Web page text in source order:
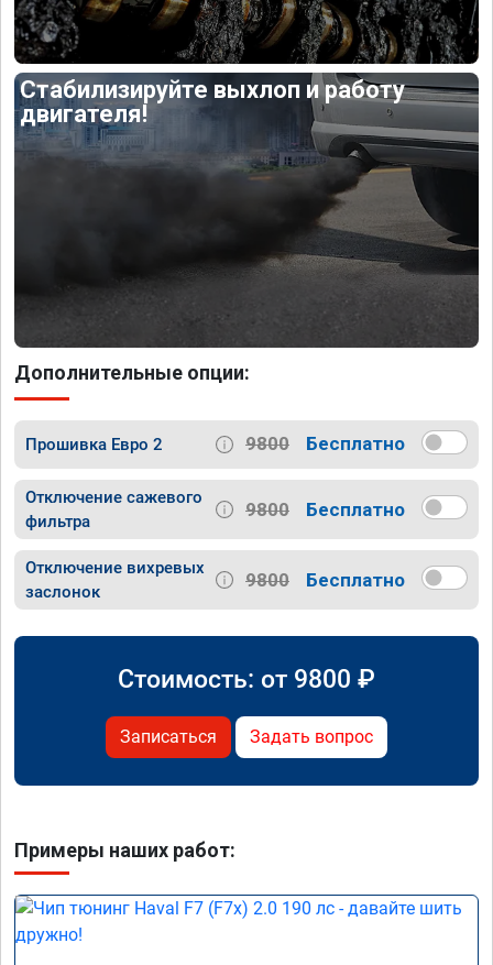
Стабилизируйте выхлоп и работу
двигателя!
Дополнительные опции:
Прошивка Евро 2 9800 Бесплатно
Отключение сажевого
фильтра
9800 Бесплатно
Отключение вихревых
заслонок
9800 Бесплатно
Стоимость: от 9800 ₽
Записаться Задать вопрос
Примеры наших работ: